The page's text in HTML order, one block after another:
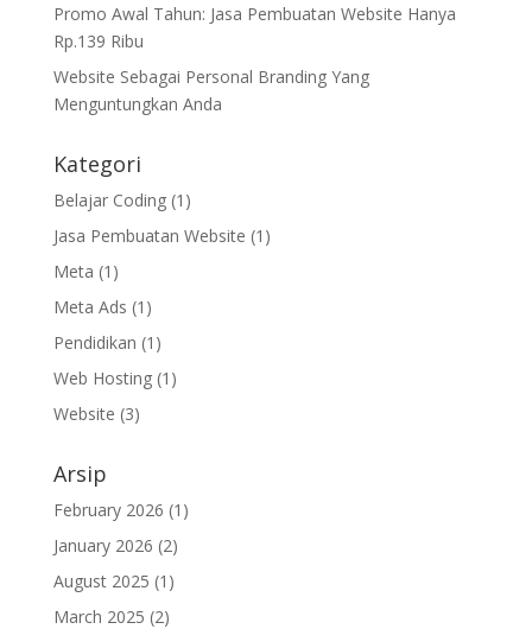
Promo Awal Tahun: Jasa Pembuatan Website Hanya
Rp.139 Ribu
Website Sebagai Personal Branding Yang
Menguntungkan Anda
Kategori
Belajar Coding(1)
Jasa Pembuatan Website (1)
Meta (1)
Meta Ads (1)
Pendidikan (1)
Web Hosting(1)
Website (3)
Arsip
February 2026 (1)
January 2026 (2)
August 2025 (1)
March 2025 (2)